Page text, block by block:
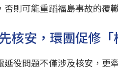
否則可能重蹈福島事故的覆
核安，環團促修「
延役問題不僅涉及核安，